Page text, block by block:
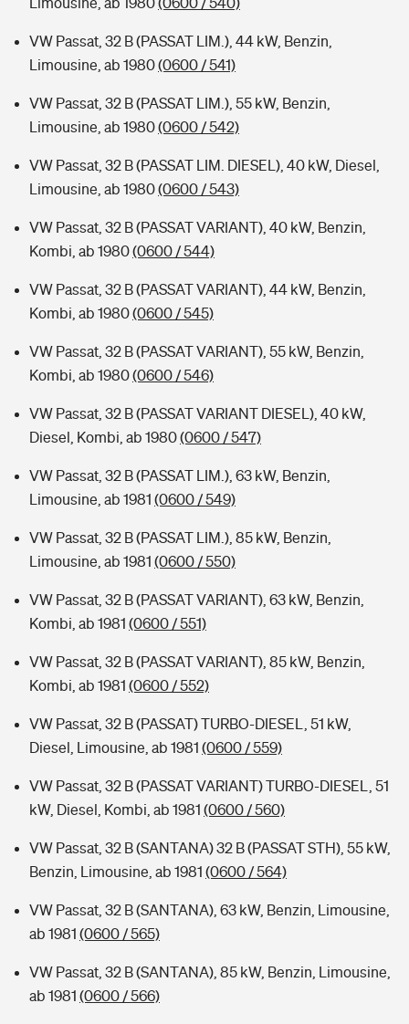
VW Passat, 32 B (PASSAT LIM.), 44 kW, Benzin,
Limousine, ab 1980(0600 / 541)
VW Passat, 32 B (PASSAT LIM.), 55 kW, Benzin,
Limousine, ab 1980(0600 / 542)
VW Passat, 32 B (PASSAT LIM. DIESEL), 40 kW, Diesel,
Limousine, ab 1980(0600 / 543)
VW Passat, 32 B (PASSAT VARIANT), 40 kW, Benzin,
Kombi, ab 1980(0600 / 544)
VW Passat, 32 B (PASSAT VARIANT), 44 kW, Benzin,
Kombi, ab 1980(0600 / 545)
VW Passat, 32 B (PASSAT VARIANT), 55 kW, Benzin,
Kombi, ab 1980(0600 / 546)
VW Passat, 32 B (PASSAT VARIANT DIESEL), 40 kW,
Diesel, Kombi, ab 1980(0600 / 547)
VW Passat, 32 B (PASSAT LIM.), 63 kW, Benzin,
Limousine, ab 1981 (0600 / 549)
VW Passat, 32 B (PASSAT LIM.), 85 kW, Benzin,
Limousine, ab 1981 (0600 / 550)
VW Passat, 32 B (PASSAT VARIANT), 63 kW, Benzin,
Kombi, ab 1981 (0600 / 551)
VW Passat, 32 B (PASSAT VARIANT), 85 kW, Benzin,
Kombi, ab 1981 (0600 / 552)
VW Passat, 32 B (PASSAT) TURBO-DIESEL, 51 kW,
Diesel, Limousine, ab 1981 (0600 / 559)
VW Passat, 32 B (PASSAT VARIANT) TURBO-DIESEL, 51
kW, Diesel, Kombi, ab 1981 (0600 / 560)
VW Passat, 32 B (SANTANA) 32 B (PASSAT STH), 55 kW,
Benzin, Limousine, ab 1981 (0600 / 564)
VW Passat, 32 B (SANTANA), 63 kW, Benzin, Limousine,
ab 1981 (0600 / 565)
VW Passat, 32 B (SANTANA), 85 kW, Benzin, Limousine,
ab 1981 (0600 / 566)